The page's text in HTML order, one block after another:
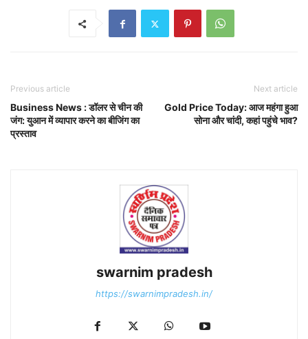
Previous article
Business News : डॉलर से चीन की
जंग: युआन में व्यापार करने का बीजिंग का
प्रस्ताव
Next article
Gold Price Today: आज महंगा हुआ
सोना और चांदी, कहां पहुंचे भाव?
swarnim pradesh
https://swarnimpradesh.in/